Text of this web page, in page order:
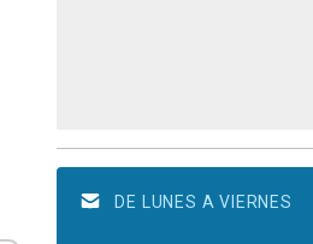
DE LUNES A VIERNES